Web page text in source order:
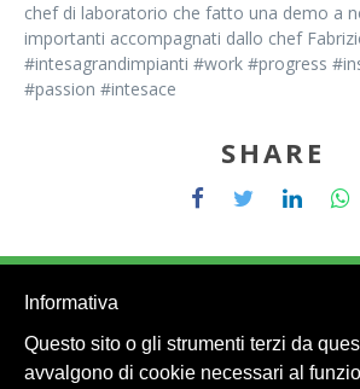
chef di laboratorio che fatto una demo a
importanti accompagnati dallo chef
#intesagrandimpianti #work #progress
#passion #intesace
SHARE
© 2026 Intesa Grandi Impianti Srl
Informativa
Questo sito o gli strumenti terzi da
avvalgono di cookie necessari al